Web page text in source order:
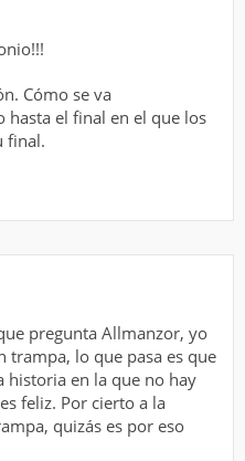
Cómo se va
hasta el final en el que los
final.
pregunta Allmanzor, yo
trampa, lo que pasa es que
historia en la que no hay
feliz. Por cierto a la
quizás es por eso